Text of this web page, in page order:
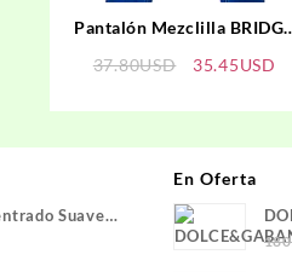
Pantalón Mezclilla
37.80USD
El
original
35.45USD
Suave
En Oferta